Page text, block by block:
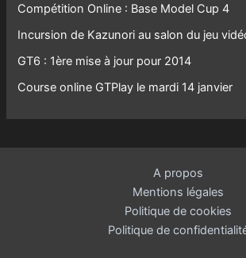
Compétition Online : Base Model Cup 4
Incursion de Kazunori au salon du jeu
GT6 : 1ère mise à jour pour 2014
Course online GTPlay le mardi 14 janvier
A propos
Mentions légales
Politique de cookies
Politique de